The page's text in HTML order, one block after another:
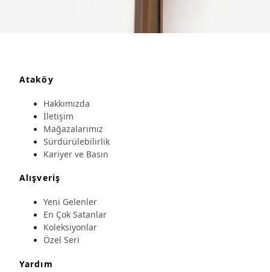
Ataköy
Hakkımızda
İletişim
Mağazalarımız
Sürdürülebilirlik
Kariyer ve Basın
Alışveriş
Yeni Gelenler
En Çok Satanlar
Koleksiyonlar
Özel Seri
Yardım